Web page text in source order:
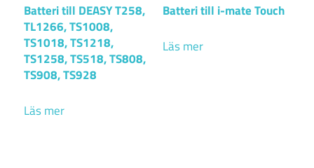
Batteri till DEASY T258,
TL1266, TS1008,
TS1018, TS1218,
TS1258, TS518, TS808,
TS908, TS928
Läs mer
Batteri till i-mate Touch
Läs mer